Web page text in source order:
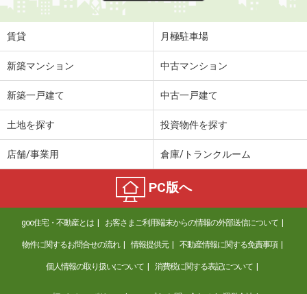
賃貸 月極駐車場
新築マンション 中古マンション
新築一戸建て 中古一戸建て
土地を探す 投資物件を探す
店舗/事業用 倉庫/トランクルーム
PC版へ
goo住宅・不動産とは お客さまご利用端末からの情報の外部送信について
物件に関するお問合せの流れ 情報提供元 不動産情報に関する免責事項
個人情報の取り扱いについて 消費税に関する表記について